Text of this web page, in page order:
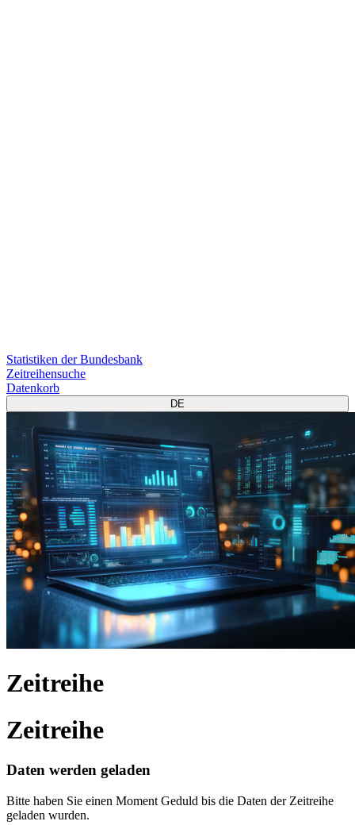
Statistiken der Bundesbank
Zeitreihensuche
Datenkorb
DE
Zeitreihe
Zeitreihe
Daten werden geladen
Bitte haben Sie einen Moment Geduld bis die Daten der Zeitreihe
geladen wurden.